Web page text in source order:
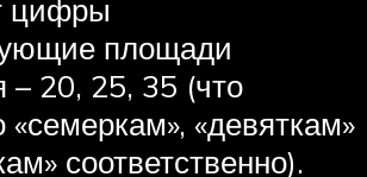
цифры
площади
20, 25, 35 (что
«семеркам», «девяткам»
соответственно).